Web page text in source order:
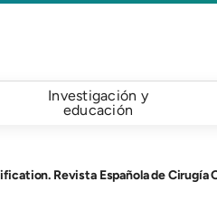
Investigación y
educación
Revista Española de Cirugía